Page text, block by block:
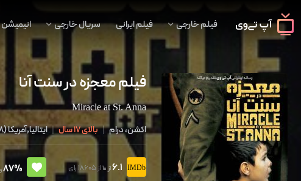
فیلم خارجی فیلم ایرانی سریال خارجی انیمیشن
فیلم معجزه در سنت آنا
Miracle at St. Anna
اکشن، درام | بالای 17 سال | ایتالیا,آمریکا(
6.1از 10 از 18605 رای 87%